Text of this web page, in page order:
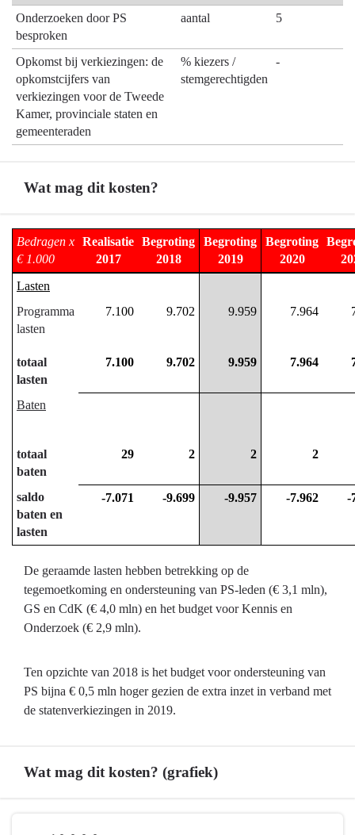
Onderzoeken door PS
besproken
aantal 5
Opkomst bij verkiezingen: de
opkomstcijfers van
verkiezingen voor de Tweede
Kamer, provinciale staten en
gemeenteraden
% kiezers /
stemgerechtigden
-
Wat mag dit kosten?
Terug
naar
navigatie
01.01
Provinciebestuur
Wat
Bedragen x
€ 1.000
Realisatie
2017
Begroting
2018
Begroting
2019
Begroting
2020
Lasten
Programma
lasten
7.100 9.702 9.959 7.964
totaal
lasten
7.100 9.702 9.959 7.964
Baten
totaal
baten
29 2 2 2
saldo
baten en
lasten
-7.071 -9.699 -9.957 -7.962 -
De geraamde lasten hebben betrekking op de
tegemoetkoming en ondersteuning van PS-leden (€ 3,1 mln),
GS en CdK (€ 4,0 mln) en het budget voor Kennis en
Onderzoek (€ 2,9 mln).
Ten opzichte van 2018 is het budget voor ondersteuning van
PS bijna € 0,5 mln hoger gezien de extra inzet in verband met
de statenverkiezingen in 2019.
Wat mag dit kosten? (grafiek)